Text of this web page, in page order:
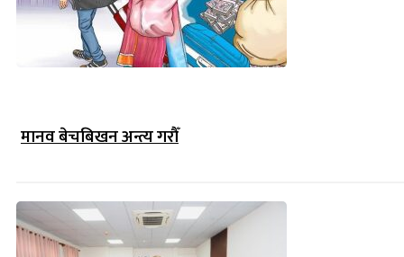
मानव बेचबिखन अन्त्य गरौँ